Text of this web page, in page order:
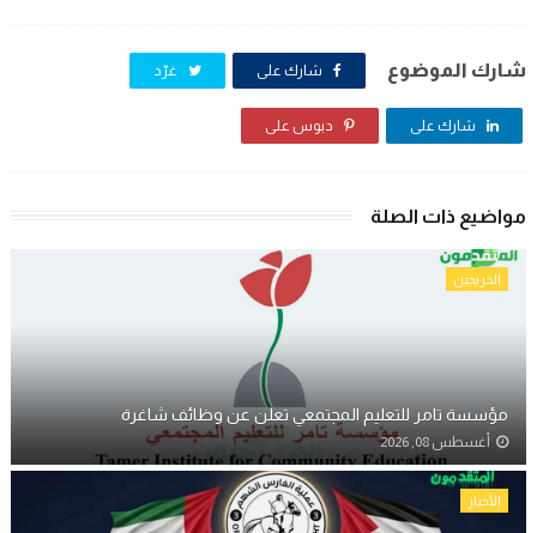
شارك الموضوع شارك على غرّد
شارك على دبوس على
مواضيع ذات الصلة
الخريجين
مؤسسة تامر للتعليم المجتمعي تعلن عن وظائف شاغرة
أغسطس 08, 2026
الأخبار